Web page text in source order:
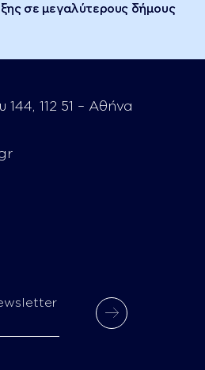
σε μεγαλύτερους δήμους
144, 112 51 – Αθήνα